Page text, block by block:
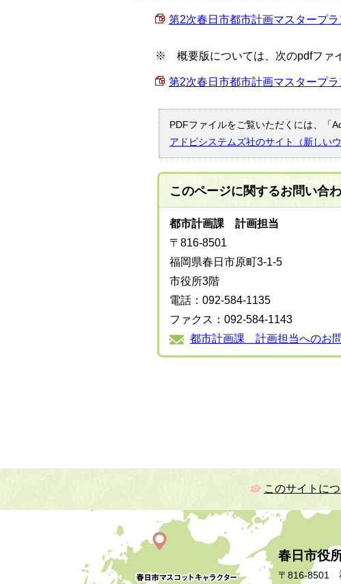
第2次春日市都市計画マスタープラ
※ 概要版については、次のpdfファ
第2次春日市都市計画マスタープラ
PDFファイルをご覧いただくには、「
アドビシステムズ社のサイト（新しいウ
このページに関するお問い合
都市計画課 計画担当
〒816-8501
福岡県春日市原町3-1-5
市役所3階
電話：092-584-1135
ファクス：092-584-1143
都市計画課 計画担当へのお
このサイトに
春日市役
〒816-8501